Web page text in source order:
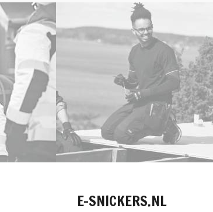
E-SNICKERS.NL